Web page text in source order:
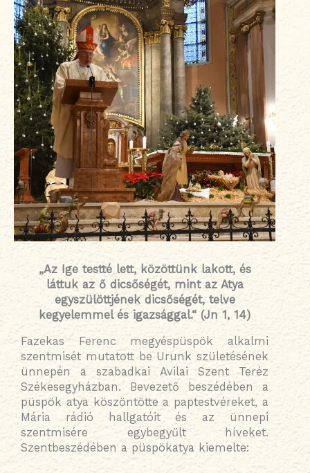
„Az Ige testté lett, közöttünk lakott, és
láttuk az ő dicsőségét, mint az Atya
egyszülöttjének dicsőségét, telve
kegyelemmel és igazsággal.“ (Jn 1, 14)
Fazekas Ferenc megyéspüspök alkalmi
szentmisét mutatott be Urunk születésének
ünnepén a szabadkai Avilai Szent Teréz
Székesegyházban. Bevezető beszédében a
püspök atya köszöntötte a paptestvéreket, a
Mária rádió hallgatóit és az ünnepi
szentmisére egybegyűlt híveket.
Szentbeszédében a püspökatya kiemelte: